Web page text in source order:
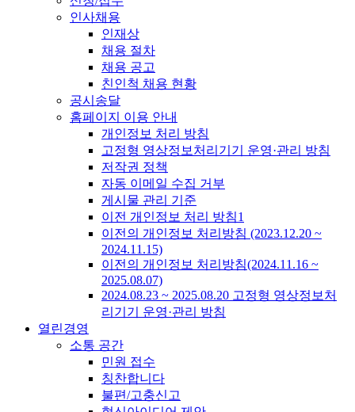
인사채용
인재상
채용 절차
채용 공고
친인척 채용 현황
공시송달
홈페이지 이용 안내
개인정보 처리 방침
고정형 영상정보처리기기 운영·관리 방침
저작권 정책
자동 이메일 수집 거부
게시물 관리 기준
이전 개인정보 처리 방침1
이전의 개인정보 처리방침 (2023.12.20 ~
2024.11.15)
이전의 개인정보 처리방침(2024.11.16 ~
2025.08.07)
2024.08.23 ~ 2025.08.20 고정형 영상정보처
리기기 운영·관리 방침
열린경영
소통 공간
민원 접수
칭찬합니다
불편/고충신고